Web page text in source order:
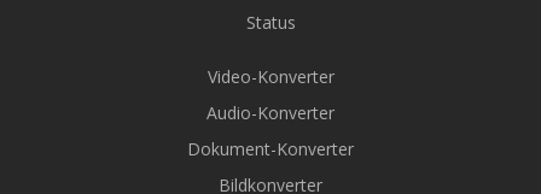
Status
Video-Konverter
Audio-Konverter
Dokument-Konverter
Bildkonverter